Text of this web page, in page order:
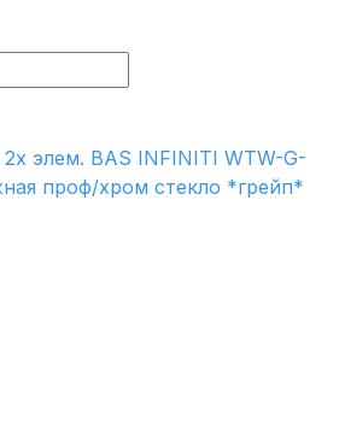
элем. BAS INFINITI WTW-G-
проф/хром стекло *грейп*